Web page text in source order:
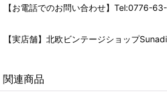
【お電話でのお問い合わせ】Tel:0776-
【実店舗】北欧ビンテージショップ
関連商品